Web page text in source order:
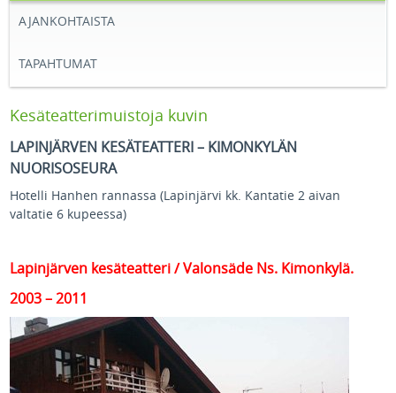
AJANKOHTAISTA
TAPAHTUMAT
Kesäteatterimuistoja kuvin
LAPINJÄRVEN KESÄTEATTERI – KIMONKYLÄN
NUORISOSEURA
Hotelli Hanhen rannassa (Lapinjärvi kk. Kantatie 2 aivan
valtatie 6 kupeessa)
Lapinjärven kesäteatteri / Valonsäde Ns. Kimonkylä.
2003 – 2011